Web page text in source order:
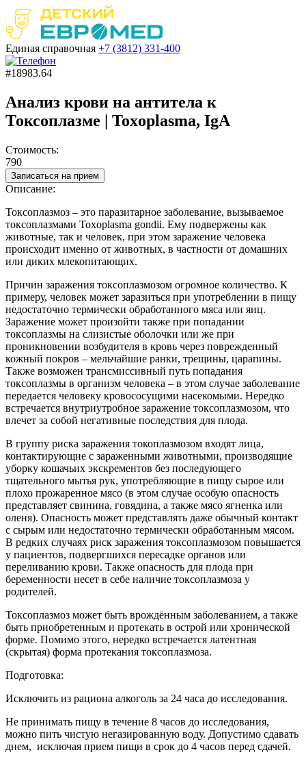
Единая справочная +7 (3812) 331-400
#18983.64
Анализ крови на антитела к
Токсоплазме | Toxoplasma, IgА
Стоимость:
790
Записаться на прием
Описание:
Токсоплазмоз – это паразитарное заболевание, вызываемое
токсоплазмами Toxoplasma gondii. Ему подвержены как
животные, так и человек, при этом заражение человека
происходит именно от животных, в частности от домашних
или диких млекопитающих.
Причин заражения токсоплазмозом огромное количество. К
примеру, человек может заразиться при употреблении в пищу
недостаточно термически обработанного мяса или яиц.
Заражение может произойти также при попадании
токсоплазмы на слизистые оболочки или же при
проникновении возбудителя в кровь через поврежденный
кожный покров – мельчайшие ранки, трещины, царапины.
Также возможен трансмиссивный путь попадания
токсоплазмы в организм человека – в этом случае заболевание
передается человеку кровососущими насекомыми. Нередко
встречается внутриутробное заражение токсоплазмозом, что
влечет за собой негативные последствия для плода.
В группу риска заражения токоплазмозом входят лица,
контактирующие с зараженными животными, производящие
уборку кошачьих экскрементов без последующего
тщательного мытья рук, употребляющие в пищу сырое или
плохо прожаренное мясо (в этом случае особую опасность
представляет свинина, говядина, а также мясо ягненка или
оленя). Опасность может представлять даже обычный контакт
с сырым или недостаточно термически обработанным мясом.
В редких случаях риск заражения токсоплазмозом повышается
у пациентов, подвергшихся пересадке органов или
переливанию крови. Также опасность для плода при
беременности несет в себе наличие токсоплазмоза у
родителей.
Токсоплазмоз может быть врождённым заболеванием, а также
быть приобретенным и протекать в острой или хронической
форме. Помимо этого, нередко встречается латентная
(скрытая) форма протекания токсоплазмоза.
Подготовка:
Исключить из рациона алкоголь за 24 часа до исследования.
Не принимать пищу в течение 8 часов до исследования,
можно пить чистую негазированную воду. Допустимо сдавать
днем, исключая прием пищи в срок до 4 часов перед сдачей.